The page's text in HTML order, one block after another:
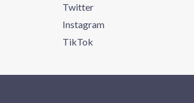
Twitter
Instagram
TikTok